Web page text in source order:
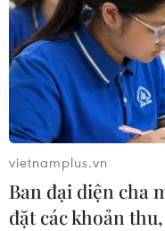
vietnamplus.vn
Ban đại diện cha
đặt các khoản